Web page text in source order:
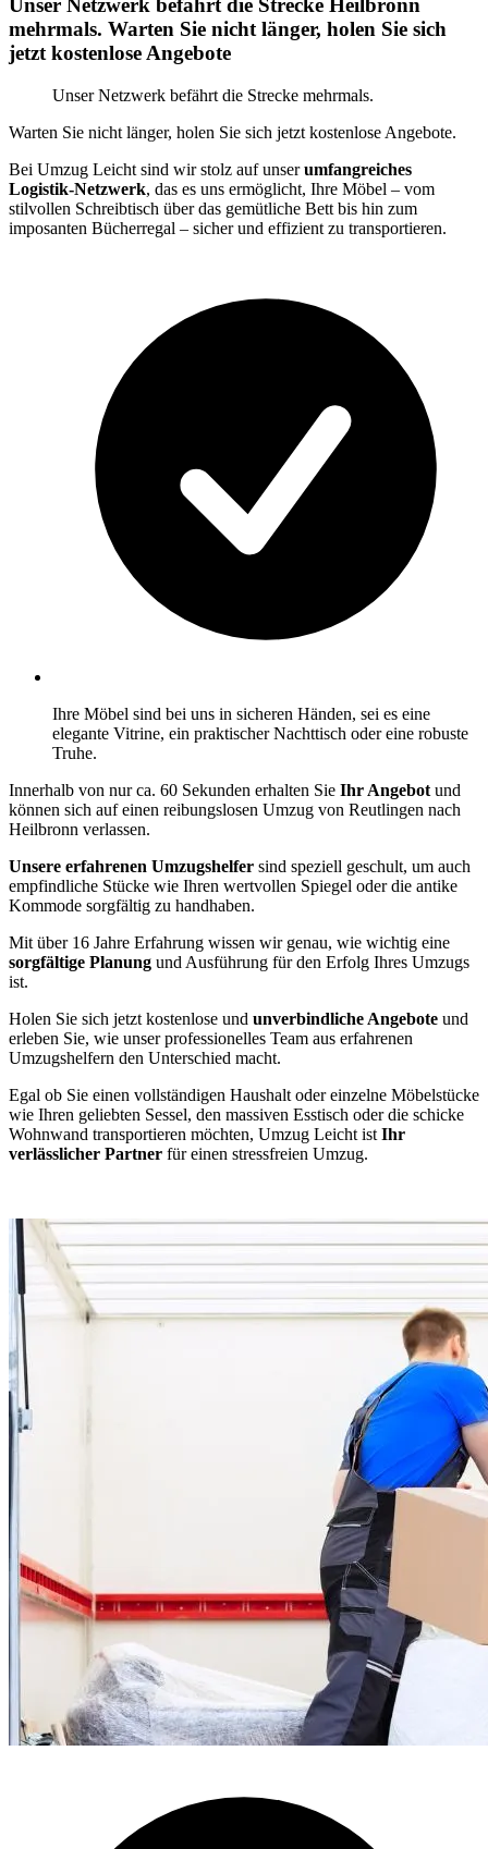
Unser Netzwerk befährt die Strecke Heilbronn
mehrmals. Warten Sie nicht länger, holen Sie sich
jetzt kostenlose Angebote
Unser Netzwerk befährt die Strecke mehrmals.
Warten Sie nicht länger, holen Sie sich jetzt kostenlose Angebote.
Bei Umzug Leicht sind wir stolz auf unserumfangreiches
Logistik-Netzwerk, das es uns ermöglicht, Ihre Möbel – vom
stilvollen Schreibtisch über das gemütliche Bett bis hin zum
imposanten Bücherregal – sicher und effizient zu transportieren.
Ihre Möbel sind bei uns in sicheren Händen, sei es eine
elegante Vitrine, ein praktischer Nachttisch oder eine robuste
Truhe.
Innerhalb von nur ca. 60 Sekunden erhalten Sie Ihr Angebot und
können sich auf einen reibungslosen Umzug von Reutlingen nach
Heilbronn verlassen.
Unsere erfahrenen Umzugshelfer sind speziell geschult, um auch
empfindliche Stücke wie Ihren wertvollen Spiegel oder die antike
Kommode sorgfältig zu handhaben.
Mit über 16 Jahre Erfahrung wissen wir genau, wie wichtig eine
sorgfältige Planung und Ausführung für den Erfolg Ihres Umzugs
ist.
Holen Sie sich jetzt kostenlose und unverbindliche Angebote und
erleben Sie, wie unser professionelles Team aus erfahrenen
Umzugshelfern den Unterschied macht.
Egal ob Sie einen vollständigen Haushalt oder einzelne Möbelstücke
wie Ihren geliebten Sessel, den massiven Esstisch oder die schicke
Wohnwand transportieren möchten, Umzug Leicht ist Ihr
verlässlicher Partner für einen stressfreien Umzug.